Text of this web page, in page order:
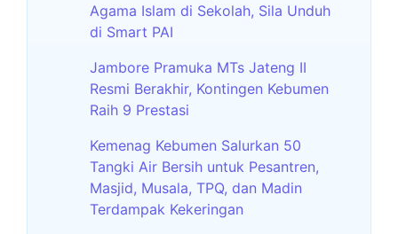
Agama Islam di Sekolah, Sila Unduh
di Smart PAI
Jambore Pramuka MTs Jateng II
Resmi Berakhir, Kontingen Kebumen
Raih 9 Prestasi
Kemenag Kebumen Salurkan 50
Tangki Air Bersih untuk Pesantren,
Masjid, Musala, TPQ, dan Madin
Terdampak Kekeringan